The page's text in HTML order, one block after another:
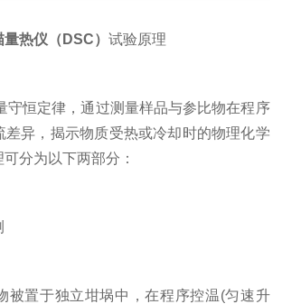
量热仪（DSC）试验原理
恒定律，通过测量样品与参比物在程序
差异，揭示物质受热或冷却时的物理化学
分为以下两部分：
置于独立坩埚中，在程序控温(匀速升